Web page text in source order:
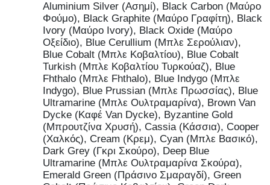
Aluminium Silver (Ασημί), Black Carbon (Μαύρο
Φούμο), Black Graphite (Μαύρο Γραφίτη), Black
Ivory (Μαύρο Ivory), Black Oxide (Μαύρο
Οξείδιο), Blue Cerullium (Μπλε Σερούλιαν),
Blue Cobalt (Μπλε Κοβαλτίου), Blue Cobalt
Turkish (Μπλε Κοβαλτίου Τυρκούαζ), Blue
Fhthalo (Μπλε Fhthalo), Blue Indygo (Μπλε
Indygo), Blue Prussian (Μπλε Πρωσσίας), Blue
Ultramarine (Μπλε Ουλτραμαρίνα), Brown Van
Dycke (Καφέ Van Dycke), Byzantine Gold
(Μπρουτζίνα Χρυσή), Cassia (Κάσσια), Cooper
(Χαλκός), Cream (Κρεμ), Cyan (Μπλε Βασικό),
Dark Grey (Γκρι Σκούρο), Deep Blue
Ultramarine (Μπλε Ουλτραμαρίνα Σκούρα),
Emerald Green (Πράσινο Σμαραγδί), Green